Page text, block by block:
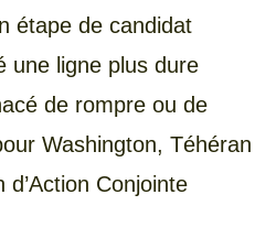
étape de candidat
une ligne plus dure
de rompre ou de
Washington, Téhéran
d’Action Conjointe